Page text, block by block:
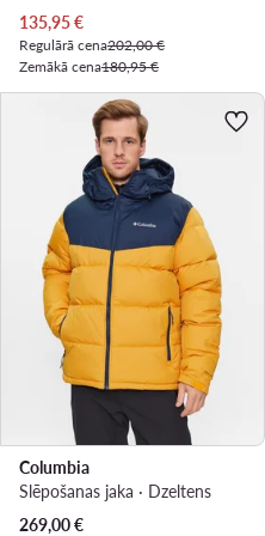
Pašreizējā cena
135,95€
Regulārā cena202,00 €
Zemākā cena180,95 €
Columbia
Slēpošanas jaka · Dzeltens
269,00€